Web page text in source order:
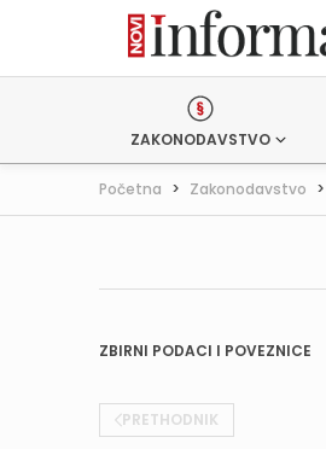
ZAKONODAVSTVO
Početna > Zakonodavstvo >
ZBIRNI PODACI I POVEZNICE
PRETHODNIK